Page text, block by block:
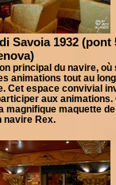
Savoia 1932 (pont
principal du navire, où
animations tout au
Cet espace convivial
aux animations.
magnifique maquette de
navire Rex.